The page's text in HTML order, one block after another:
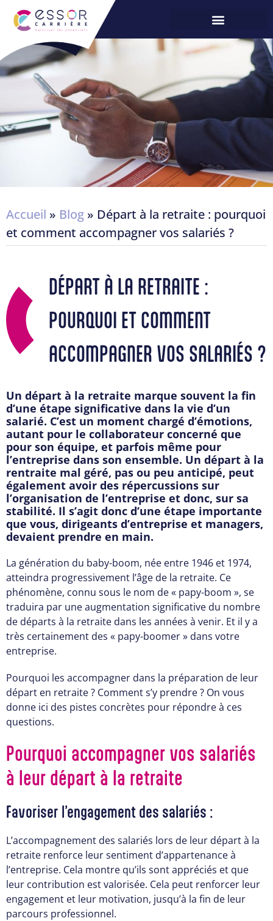
Accueil » Blog » Départ à la retraite : pourquoi
et comment accompagner vos salariés ?
DÉPART À LA RETRAITE :
POURQUOI ET COMMENT
ACCOMPAGNER VOS SALARIÉS ?
Un départ à la retraite marque souvent la fin
d’une étape significative dans la vie d’un
salarié. C’est un moment chargé d’émotions,
autant pour le collaborateur concerné que
pour son équipe, et parfois même pour
l’entreprise dans son ensemble. Un départ à la
rentraite mal géré, pas ou peu anticipé, peut
également avoir des répercussions sur
l’organisation de l’entreprise et donc, sur sa
stabilité. Il s’agit donc d’une étape importante
que vous, dirigeants d’entreprise et managers,
devaient prendre en main.
La génération du baby-boom, née entre 1946 et 1974,
atteindra progressivement l’âge de la retraite. Ce
phénomène, connu sous le nom de « papy-boom », se
traduira par une augmentation significative du nombre
de départs à la retraite dans les années à venir. Et il y a
très certainement des « papy-boomer » dans votre
entreprise.
Pourquoi les accompagner dans la préparation de leur
départ en retraite ? Comment s’y prendre ? On vous
donne ici des pistes concrètes pour répondre à ces
questions.
Pourquoi accompagner vos salariés
à leur départ à la retraite
Favoriser l’engagement des salariés :
L’accompagnement des salariés lors de leur départ à la
retraite renforce leur sentiment d’appartenance à
l’entreprise. Cela montre qu’ils sont appréciés et que
leur contribution est valorisée. Cela peut renforcer leur
engagement et leur motivation, jusqu’à la fin de leur
parcours professionnel.